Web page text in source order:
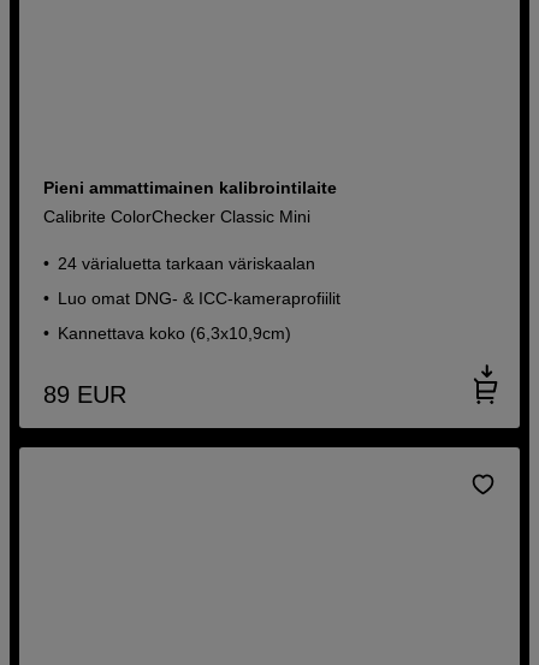
Pieni ammattimainen kalibrointilaite
Calibrite ColorChecker Classic Mini
24 värialuetta tarkaan väriskaalan
Luo omat DNG- & ICC-kameraprofiilit
Kannettava koko (6,3x10,9cm)
89 EUR